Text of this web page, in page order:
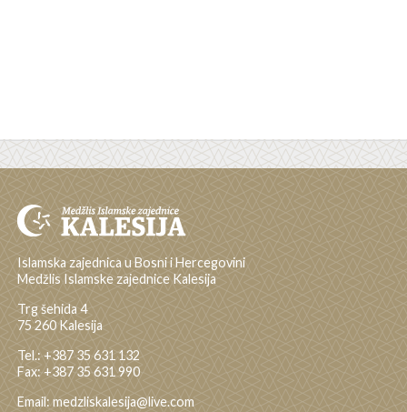
Islamska zajednica u Bosni i Hercegovini
Medžlis Islamske zajednice Kalesija
Trg šehida 4
75 260 Kalesija
Tel.: +387 35 631 132
Fax: +387 35 631 990
Email: medzliskalesija@live.com